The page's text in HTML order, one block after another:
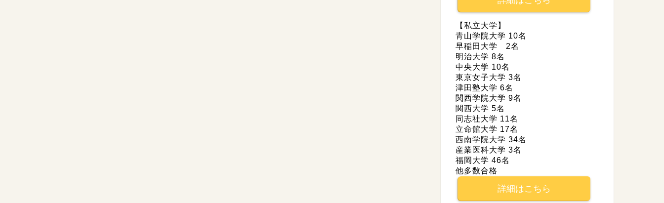
【私立大学】
青山学院大学 10名
早稲田大学 2名
明治大学 8名
中央大学 10名
東京女子大学 3名
津田塾大学 6名
関西学院大学 9名
関西大学 5名
同志社大学 11名
立命館大学 17名
西南学院大学 34名
産業医科大学 3名
福岡大学 46名
他多数合格
詳細はこちら